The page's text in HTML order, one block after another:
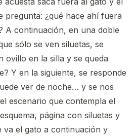
pregunta: ¿qué hace ahí fuera
A continuación, en una doble
sólo se ven siluetas, se
ovillo en la silla y se queda
Y en la siguiente, se responde
ver de noche… y se nos
escenario que contempla el
página con siluetas y
va el gato a continuación y